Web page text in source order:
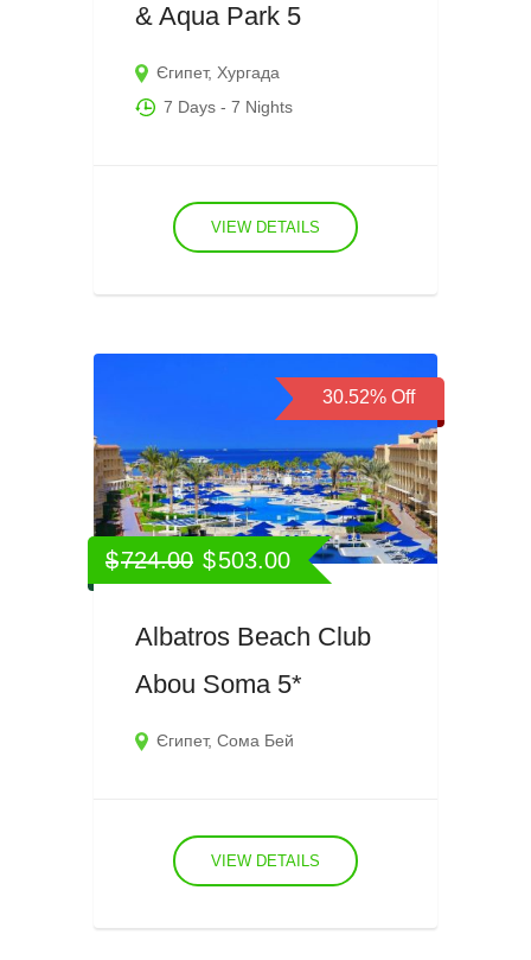
& Aqua Park 5
Єгипет,Хургада
7 Days - 7 Nights
VIEW DETAILS
30.52% Off
$724.00 $503.00
Albatros Beach Club
Abou Soma 5*
Єгипет,Сома Бей
VIEW DETAILS